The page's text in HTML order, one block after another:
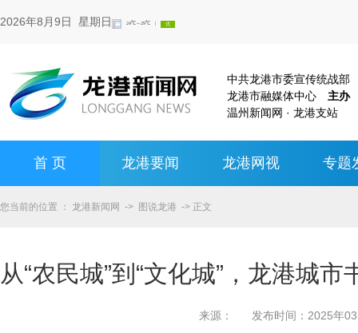
2026年8月9日 星期日
中共龙港市委宣传统战
龙港市融媒体中心 主办
温州新闻网 · 龙港支站
首 页 龙港要闻 龙港网视 专题
您当前的位置 ： 龙港新闻网 -> 图说龙港 -> 正文
从“农民城”到“文化城”，龙港城
来源： 发布时间： 2025年